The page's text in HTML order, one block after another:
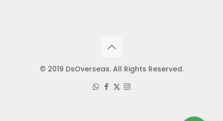
© 2019 DsOverseas. All Rights Reserved.